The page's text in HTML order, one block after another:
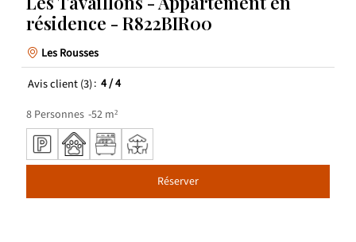
résidence - R822BIR00
Les Rousses
Avis client(3) 4/ 4
8 Personnes 52 m²
Réserver